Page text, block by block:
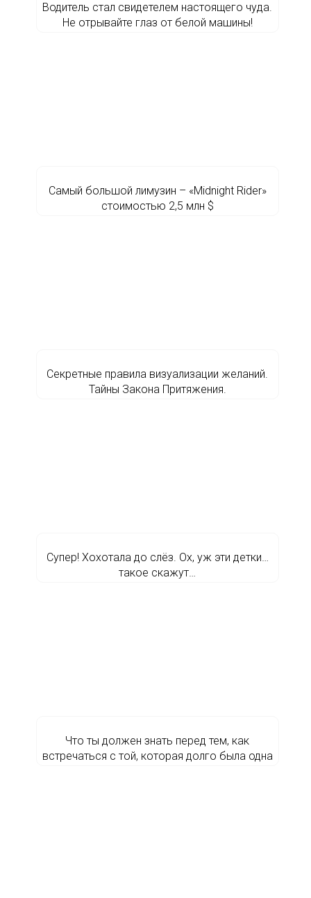
Водитель стал свидетелем настоящего чуда.
Не отрывайте глаз от белой машины!
Самый большой лимузин – «Midnight Rider»
стоимостью 2,5 млн $
Секретные правила визуализации желаний.
Тайны Закона Притяжения.
Супер! Хохотала до слёз. Ох, уж эти детки…
такое скажут…
Что ты должен знать перед тем, как
встречаться с той, которая долго была одна